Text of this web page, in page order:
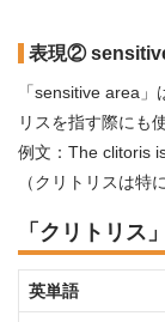
表現②
「sensitive area
リスを指す際にも
例文：The clitoris
（クリトリスは特
「クリトリス
英単語